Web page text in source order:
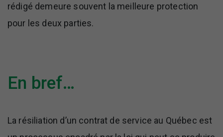
rédigé demeure souvent la meilleure protection
pour les deux parties.
En bref…
La résiliation d’un contrat de service au Québec est